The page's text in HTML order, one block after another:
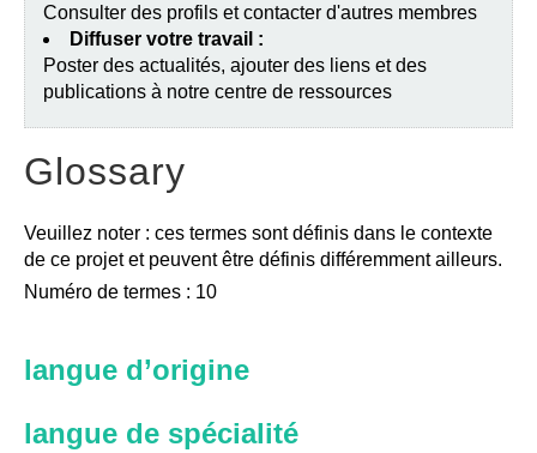
Consulter des profils et contacter d'autres membres
Diffuser votre travail :
Poster des actualités, ajouter des liens et des
publications à notre centre de ressources
Glossary
Veuillez noter : ces termes sont définis dans le contexte
de ce projet et peuvent être définis différemment ailleurs.
Numéro de termes : 10
langue d’origine
langue de spécialité